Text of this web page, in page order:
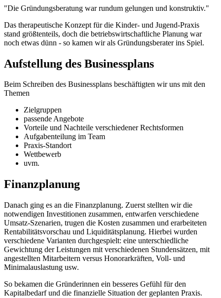
"Die Gründungsberatung war rundum gelungen und konstruktiv."
Das therapeutische Konzept für die Kinder- und Jugend-Praxis
stand größtenteils, doch die betriebswirtschaftliche Planung war
noch etwas dünn - so kamen wir als Gründungsberater ins Spiel.
Aufstellung des Businessplans
Beim Schreiben des Businessplans beschäftigten wir uns mit den
Themen
Zielgruppen
passende Angebote
Vorteile und Nachteile verschiedener Rechtsformen
Aufgabenteilung im Team
Praxis-Standort
Wettbewerb
uvm.
Finanzplanung
Danach ging es an die Finanzplanung. Zuerst stellten wir die
notwendigen Investitionen zusammen, entwarfen verschiedene
Umsatz-Szenarien, trugen die Kosten zusammen und erarbeiteten
Rentabilitätsvorschau und Liquiditätsplanung. Hierbei wurden
verschiedene Varianten durchgespielt: eine unterschiedliche
Gewichtung der Leistungen mit verschiedenen Stundensätzen, mit
angestellten Mitarbeitern versus Honorarkräften, Voll- und
Minimalauslastung usw.
So bekamen die Gründerinnen ein besseres Gefühl für den
Kapitalbedarf und die finanzielle Situation der geplanten Praxis.